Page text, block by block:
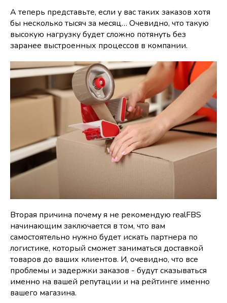
А теперь представьте, если у вас таких заказов хотя
бы несколько тысяч за месяц… Очевидно, что такую
высокую нагрузку будет сложно потянуть без
заранее выстроенных процессов в компании.
Вторая причина почему я не рекомендую realFBS
начинающим заключается в том, что вам
самостоятельно нужно будет искать партнера по
логистике, который сможет заниматься доставкой
товаров до ваших клиентов. И, очевидно, что все
проблемы и задержки заказов - будут сказываться
именно на вашей репутации и на рейтинге именно
вашего магазина.